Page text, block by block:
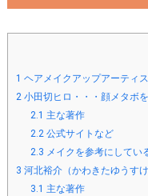
1 ヘアメイクアップアーティ
2小田切ヒロ・・・顔メタボ
2.1 主な著作
2.2 公式サイトなど
2.3 メイクを参考にしてい
3 河北裕介（かわきたゆうす
3.1 主な著作